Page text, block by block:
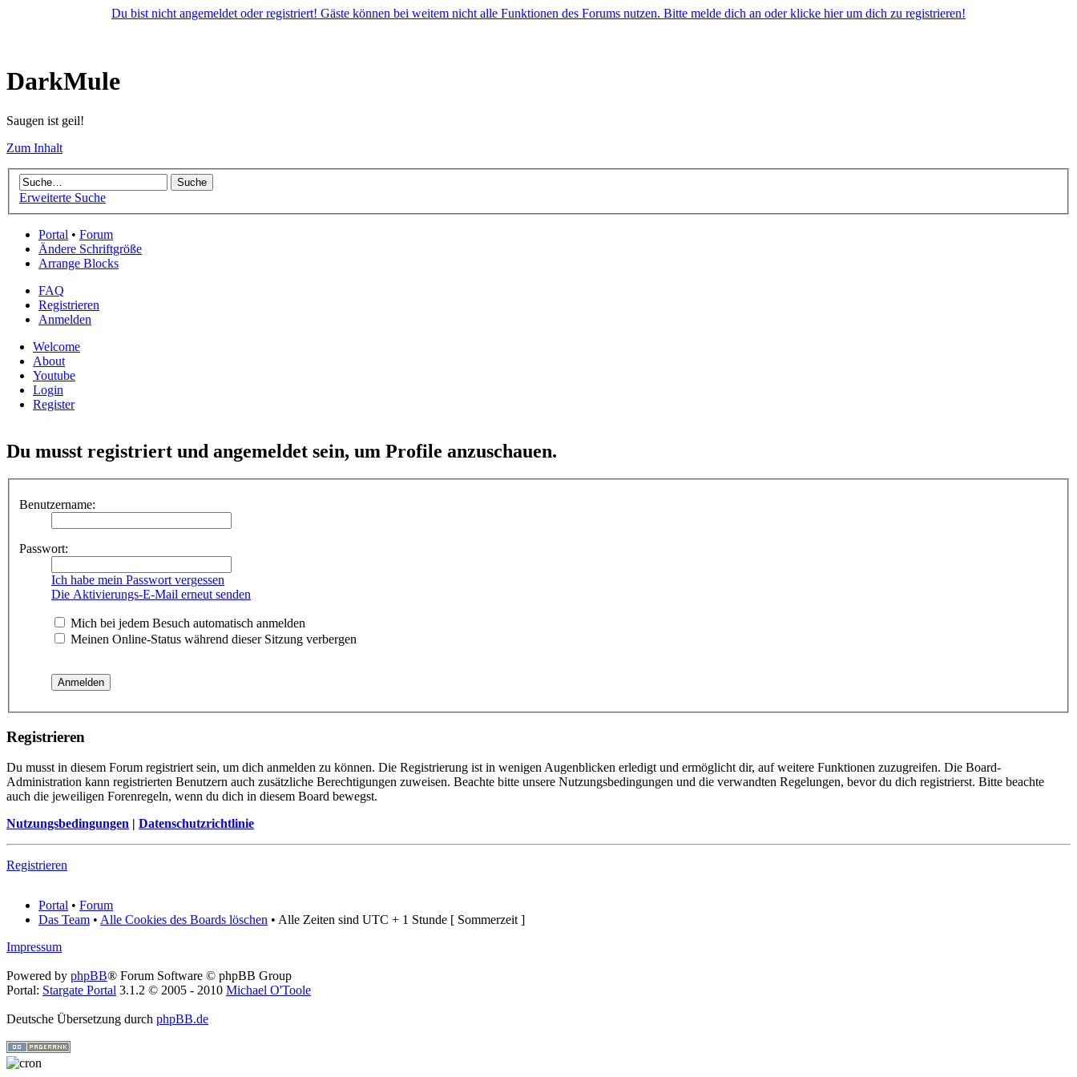
Du bist nicht angemeldet oder registriert! Gäste können bei weitem nicht alle Funktionen des Forums nutzen. Bitte melde dich an oder klicke hier um dich zu registrieren!
DarkMule
Saugen ist geil!
Zum Inhalt
Erweiterte Suche
Portal • Forum
Ändere Schriftgröße
Arrange Blocks
FAQ
Registrieren
Anmelden
Welcome
About
Youtube
Login
Register
Du musst registriert und angemeldet sein, um Profile anzuschauen.
Benutzername:
Passwort:
Ich habe mein Passwort vergessen
Die Aktivierungs-E-Mail erneut senden
Mich bei jedem Besuch automatisch anmelden
Meinen Online-Status während dieser Sitzung verbergen
Registrieren
Du musst in diesem Forum registriert sein, um dich anmelden zu können. Die Registrierung ist in wenigen Augenblicken erledigt und ermöglicht dir, auf weitere Funktionen zuzugreifen. Die Board-
Administration kann registrierten Benutzern auch zusätzliche Berechtigungen zuweisen. Beachte bitte unsere Nutzungsbedingungen und die verwandten Regelungen, bevor du dich registrierst. Bitte beachte
auch die jeweiligen Forenregeln, wenn du dich in diesem Board bewegst.
Nutzungsbedingungen | Datenschutzrichtlinie
Registrieren
Portal • Forum
Das Team • Alle Cookies des Boards löschen • Alle Zeiten sind UTC + 1 Stunde [ Sommerzeit ]
Impressum
Powered by phpBB® Forum Software © phpBB Group
Portal: Stargate Portal 3.1.2 © 2005 - 2010 Michael O'Toole
Deutsche Übersetzung durch phpBB.de